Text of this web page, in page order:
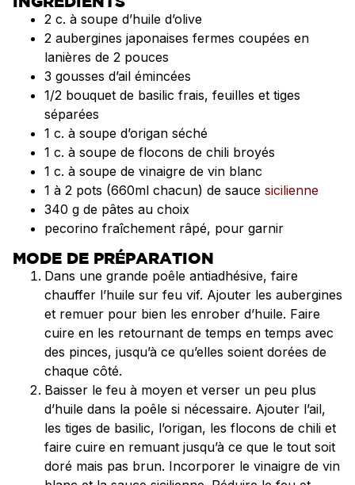
2 c. à soupe d’huile d’olive
2 aubergines japonaises fermes coupées en
lanières de 2 pouces
3 gousses d’ail émincées
1/2 bouquet de basilic frais, feuilles et tiges
séparées
1 c. à soupe d’origan séché
1 c. à soupe de flocons de chili broyés
1 c. à soupe de vinaigre de vin blanc
1 à 2 pots (660ml chacun) de sauce sicilienne
340 g de pâtes au choix
pecorino fraîchement râpé, pour garnir
MODE DE PRÉPARATION
Dans une grande poêle antiadhésive, faire
chauffer l’huile sur feu vif. Ajouter les aubergines
et remuer pour bien les enrober d’huile. Faire
cuire en les retournant de temps en temps avec
des pinces, jusqu’à ce qu’elles soient dorées de
chaque côté.
Baisser le feu à moyen et verser un peu plus
d’huile dans la poêle si nécessaire. Ajouter l’ail,
les tiges de basilic, l’origan, les flocons de chili et
faire cuire en remuant jusqu’à ce que le tout soit
doré mais pas brun. Incorporer le vinaigre de vin